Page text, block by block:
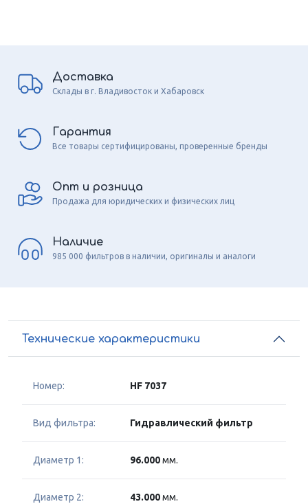
Доставка
Склады в г. Владивосток и Хабаровск
Гарантия
Все товары сертифицированы, проверенные бренды
Опт и розница
Продажа для юридических и физических лиц
Наличие
985 000 фильтров в наличии, оригиналы и аналоги
Технические характеристики
Номер: HF 7037
Вид фильтра: Гидравлический фильтр
Диаметр 1: 96.000мм.
Диаметр 2: 43.000мм.